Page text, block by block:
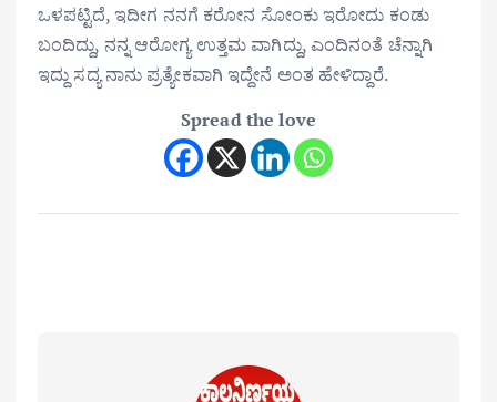
ಒಳಪಟ್ಟಿದೆ, ಇದೀಗ ನನಗೆ ಕರೋನ ಸೋಂಕು ಇರೋದು ಕಂಡು
ಬಂದಿದ್ದು, ನನ್ನ ಆರೋಗ್ಯ ಉತ್ತಮ ವಾಗಿದ್ದು, ಎಂದಿನಂತೆ ಚೆನ್ನಾಗಿ
ಇದ್ದು ಸದ್ಯ ನಾನು ಪ್ರತ್ಯೇಕವಾಗಿ ಇದ್ದೇನೆ ಅಂತ ಹೇಳಿದ್ದಾರೆ.
Spread the love